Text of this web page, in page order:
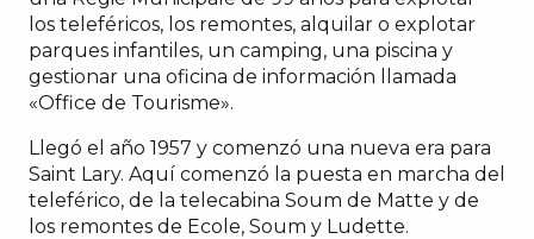
los teleféricos, los remontes, alquilar o explotar
parques infantiles, un camping, una piscina y
gestionar una oficina de información llamada
«Office de Tourisme».
Llegó el año 1957 y comenzó una nueva era para
Saint Lary. Aquí comenzó la puesta en marcha del
teleférico, de la telecabina Soum de Matte y de
los remontes de Ecole, Soum y Ludette.